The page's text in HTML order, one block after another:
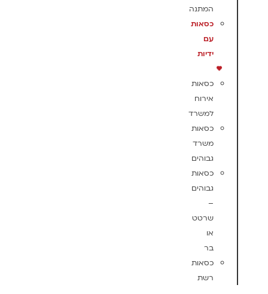
המתנה
כסאות
עם
ידיות
כסאות
אירוח
למשרד
כסאות
משרד
גבוהים
כסאות
גבוהים
–
שרטט
או
בר
כסאות
רשת